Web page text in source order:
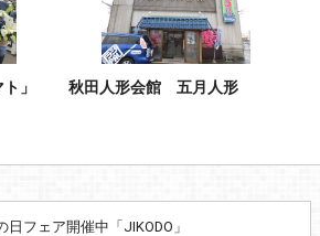
」
秋田人形会館 五月人形
日フェア開催中「JIKODO」